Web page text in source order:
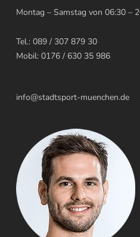
Montag – Samstag von 06:30 –
Tel.: 089 / 307 879 30
Mobil: 0176 / 630 35 986
info@stadtsport-muenchen.de